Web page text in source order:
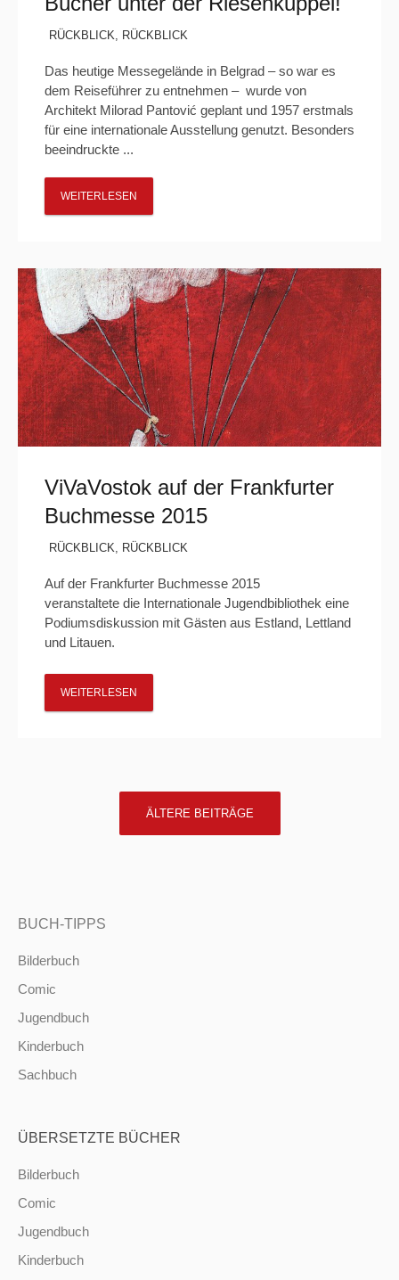
RÜCKBLICK, RÜCKBLICK
Das heutige Messegelände in Belgrad – so war es
dem Reiseführer zu entnehmen – wurde von
Architekt Milorad Pantović geplant und 1957 erstmals
für eine internationale Ausstellung genutzt. Besonders
beeindruckte ...
WEITERLESEN
ViVaVostok auf der Frankfurter
Buchmesse 2015
RÜCKBLICK, RÜCKBLICK
Auf der Frankfurter Buchmesse 2015
veranstaltete die Internationale Jugendbibliothek eine
Podiumsdiskussion mit Gästen aus Estland, Lettland
und Litauen.
WEITERLESEN
ÄLTERE BEITRÄGE
BUCH-TIPPS
Bilderbuch
Comic
Jugendbuch
Kinderbuch
Sachbuch
ÜBERSETZTE BÜCHER
Bilderbuch
Comic
Jugendbuch
Kinderbuch